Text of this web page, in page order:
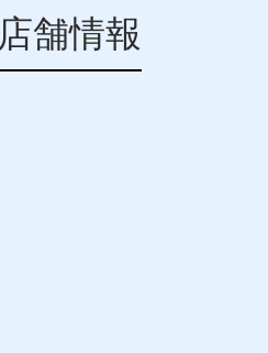
店舗情報